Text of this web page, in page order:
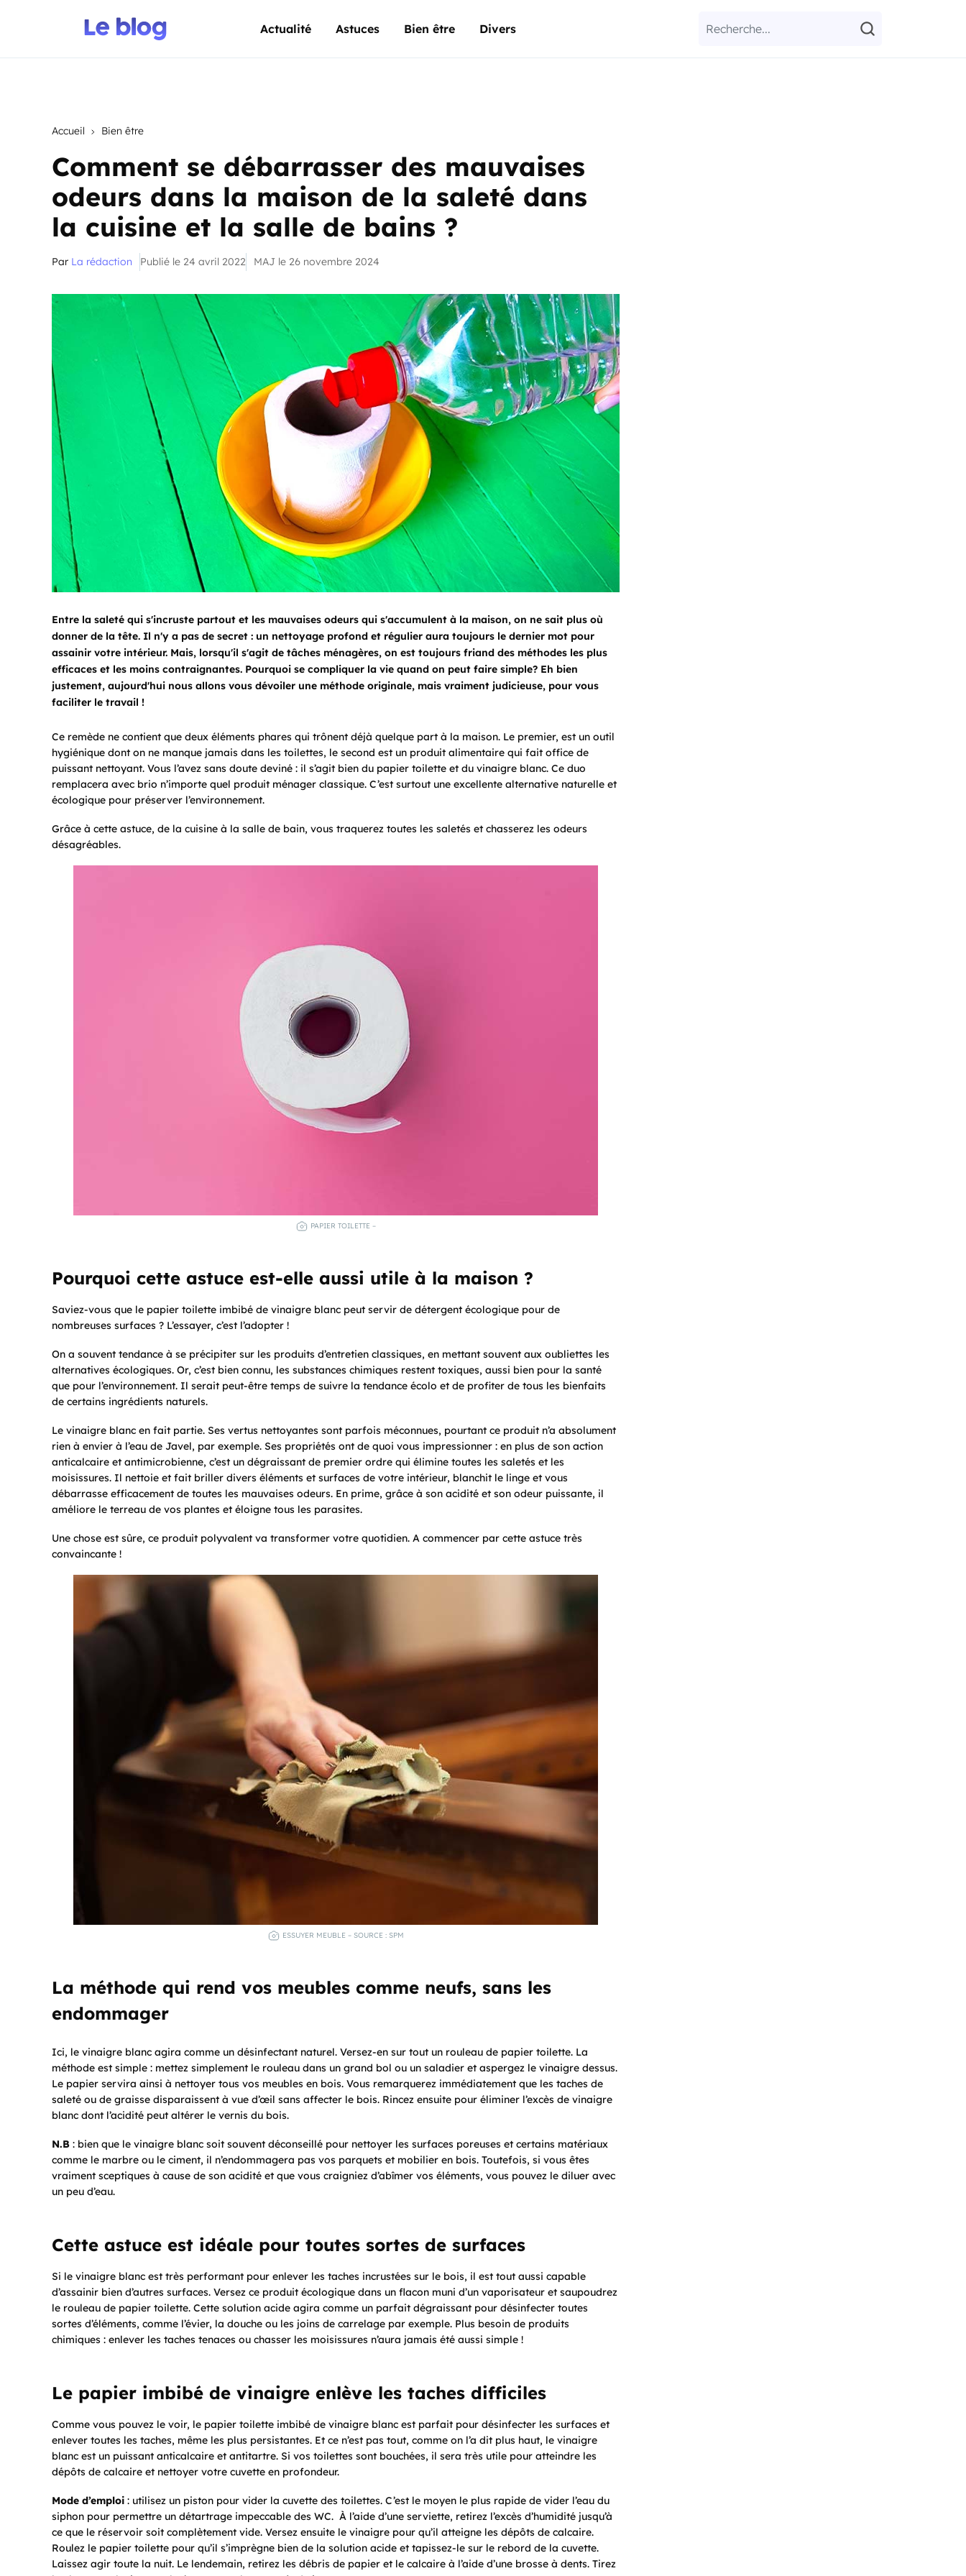
Actualité Astuces Bien être Divers
Accueil Bien être
Comment se débarrasser des mauvaises
odeurs dans la maison de la saleté dans
la cuisine et la salle de bains ?
Par La rédaction Publié le 24 avril 2022 MAJ le 26 novembre 2024
Entre la saleté qui s'incruste partout et les mauvaises odeurs qui s'accumulent à la maison, on ne sait plus où
donner de la tête. Il n'y a pas de secret : un nettoyage profond et régulier aura toujours le dernier mot pour
assainir votre intérieur. Mais, lorsqu'il s'agit de tâches ménagères, on est toujours friand des méthodes les plus
efficaces et les moins contraignantes. Pourquoi se compliquer la vie quand on peut faire simple? Eh bien
justement, aujourd'hui nous allons vous dévoiler une méthode originale, mais vraiment judicieuse, pour vous
faciliter le travail !
Ce remède ne contient que deux éléments phares qui trônent déjà quelque part à la maison. Le premier, est un outil
hygiénique dont on ne manque jamais dans les toilettes, le second est un produit alimentaire qui fait office de
puissant nettoyant. Vous l’avez sans doute deviné : il s’agit bien du papier toilette et du vinaigre blanc. Ce duo
remplacera avec brio n’importe quel produit ménager classique. C’est surtout une excellente alternative naturelle et
écologique pour préserver l’environnement.
Grâce à cette astuce, de la cuisine à la salle de bain, vous traquerez toutes les saletés et chasserez les odeurs
désagréables.
PAPIER TOILETTE –
Pourquoi cette astuce est-elle aussi utile à la maison ?
Saviez-vous que le papier toilette imbibé de vinaigre blanc peut servir de détergent écologique pour de
nombreuses surfaces ? L’essayer, c’est l’adopter !
On a souvent tendance à se précipiter sur les produits d’entretien classiques, en mettant souvent aux oubliettes les
alternatives écologiques. Or, c’est bien connu, les substances chimiques restent toxiques, aussi bien pour la santé
que pour l’environnement. Il serait peut-être temps de suivre la tendance écolo et de profiter de tous les bienfaits
de certains ingrédients naturels.
Le vinaigre blanc en fait partie. Ses vertus nettoyantes sont parfois méconnues, pourtant ce produit n’a absolument
rien à envier à l’eau de Javel, par exemple. Ses propriétés ont de quoi vous impressionner : en plus de son action
anticalcaire et antimicrobienne, c’est un dégraissant de premier ordre qui élimine toutes les saletés et les
moisissures. Il nettoie et fait briller divers éléments et surfaces de votre intérieur, blanchit le linge et vous
débarrasse efficacement de toutes les mauvaises odeurs. En prime, grâce à son acidité et son odeur puissante, il
améliore le terreau de vos plantes et éloigne tous les parasites.
Une chose est sûre, ce produit polyvalent va transformer votre quotidien. A commencer par cette astuce très
convaincante !
ESSUYER MEUBLE – SOURCE : SPM
La méthode qui rend vos meubles comme neufs, sans les
endommager
Ici, le vinaigre blanc agira comme un désinfectant naturel. Versez-en sur tout un rouleau de papier toilette. La
méthode est simple : mettez simplement le rouleau dans un grand bol ou un saladier et aspergez le vinaigre dessus.
Le papier servira ainsi à nettoyer tous vos meubles en bois. Vous remarquerez immédiatement que les taches de
saleté ou de graisse disparaissent à vue d’œil sans affecter le bois. Rincez ensuite pour éliminer l’excès de vinaigre
blanc dont l’acidité peut altérer le vernis du bois.
N.B : bien que le vinaigre blanc soit souvent déconseillé pour nettoyer les surfaces poreuses et certains matériaux
comme le marbre ou le ciment, il n’endommagera pas vos parquets et mobilier en bois. Toutefois, si vous êtes
vraiment sceptiques à cause de son acidité et que vous craigniez d’abîmer vos éléments, vous pouvez le diluer avec
un peu d’eau.
Cette astuce est idéale pour toutes sortes de surfaces
Si le vinaigre blanc est très performant pour enlever les taches incrustées sur le bois, il est tout aussi capable
d’assainir bien d’autres surfaces. Versez ce produit écologique dans un flacon muni d’un vaporisateur et saupoudrez
le rouleau de papier toilette. Cette solution acide agira comme un parfait dégraissant pour désinfecter toutes
sortes d’éléments, comme l’évier, la douche ou les joins de carrelage par exemple. Plus besoin de produits
chimiques : enlever les taches tenaces ou chasser les moisissures n’aura jamais été aussi simple !
Le papier imbibé de vinaigre enlève les taches difficiles
Comme vous pouvez le voir, le papier toilette imbibé de vinaigre blanc est parfait pour désinfecter les surfaces et
enlever toutes les taches, même les plus persistantes. Et ce n’est pas tout, comme on l’a dit plus haut, le vinaigre
blanc est un puissant anticalcaire et antitartre. Si vos toilettes sont bouchées, il sera très utile pour atteindre les
dépôts de calcaire et nettoyer votre cuvette en profondeur.
Mode d’emploi : utilisez un piston pour vider la cuvette des toilettes. C’est le moyen le plus rapide de vider l’eau du
siphon pour permettre un détartrage impeccable des WC. À l’aide d’une serviette, retirez l’excès d’humidité jusqu’à
ce que le réservoir soit complètement vide. Versez ensuite le vinaigre pour qu’il atteigne les dépôts de calcaire.
Roulez le papier toilette pour qu’il s’imprègne bien de la solution acide et tapissez-le sur le rebord de la cuvette.
Laissez agir toute la nuit. Le lendemain, retirez les débris de papier et le calcaire à l’aide d’une brosse à dents. Tirez